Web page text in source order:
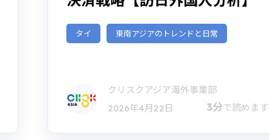
タイ 東南アジアのトレンドと日常
クリスクアジア海外事業部
2026年4月22日
3分で読めます